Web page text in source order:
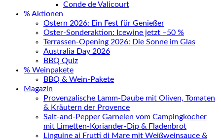
Conde de Valicourt
% Aktionen
Ostern 2026: Ein Fest für Genießer
Oster-Sonderaktion: Icewine jetzt –50 %
Terrassen-Opening 2026: Die Sonne im Glas
Australia Day 2026
BBQ Quiz
% Weinpakete
BBQ & Wein-Pakete
Magazin
Provenzalische Lamm-Daube mit Oliven, Tomaten
& Kräutern der Provence
Salt-and-Pepper Garnelen vom Campingkocher
mit Limetten-Koriander-Dip & Fladenbrot
Linguine ai Frutti di Mare mit Weißweinsauce &